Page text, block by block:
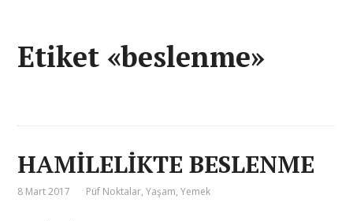
Etiket «beslenme»
HAMİLELİKTE BESLENME
8 Mart 2017 Püf Noktalar,Yaşam,Yemek